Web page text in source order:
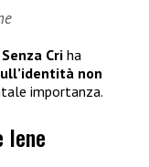
Senza Cri ha
non
importanza.
Iene